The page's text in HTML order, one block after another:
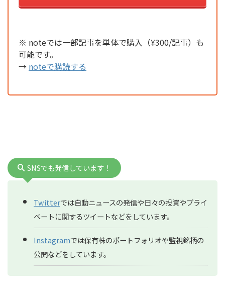
※ noteでは一部記事を単体で購入（¥300/記事）も
可能です。
→ noteで購読する
SNSでも発信しています！
Twitterでは自動ニュースの発信や日々の投資やプライ
ベートに関するツイートなどをしています。
Instagramでは保有株のポートフォリオや監視銘柄の
公開などをしています。